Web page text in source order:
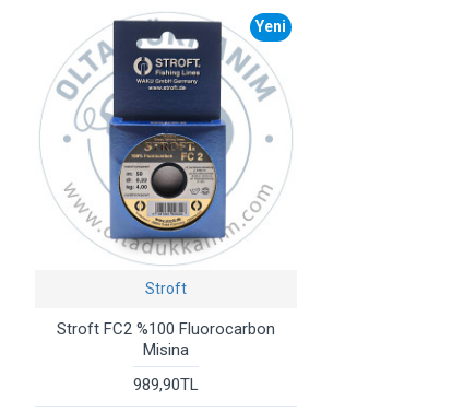
Yeni
Stroft
Stroft FC2 %100 Fluorocarbon
Misina
989,90TL